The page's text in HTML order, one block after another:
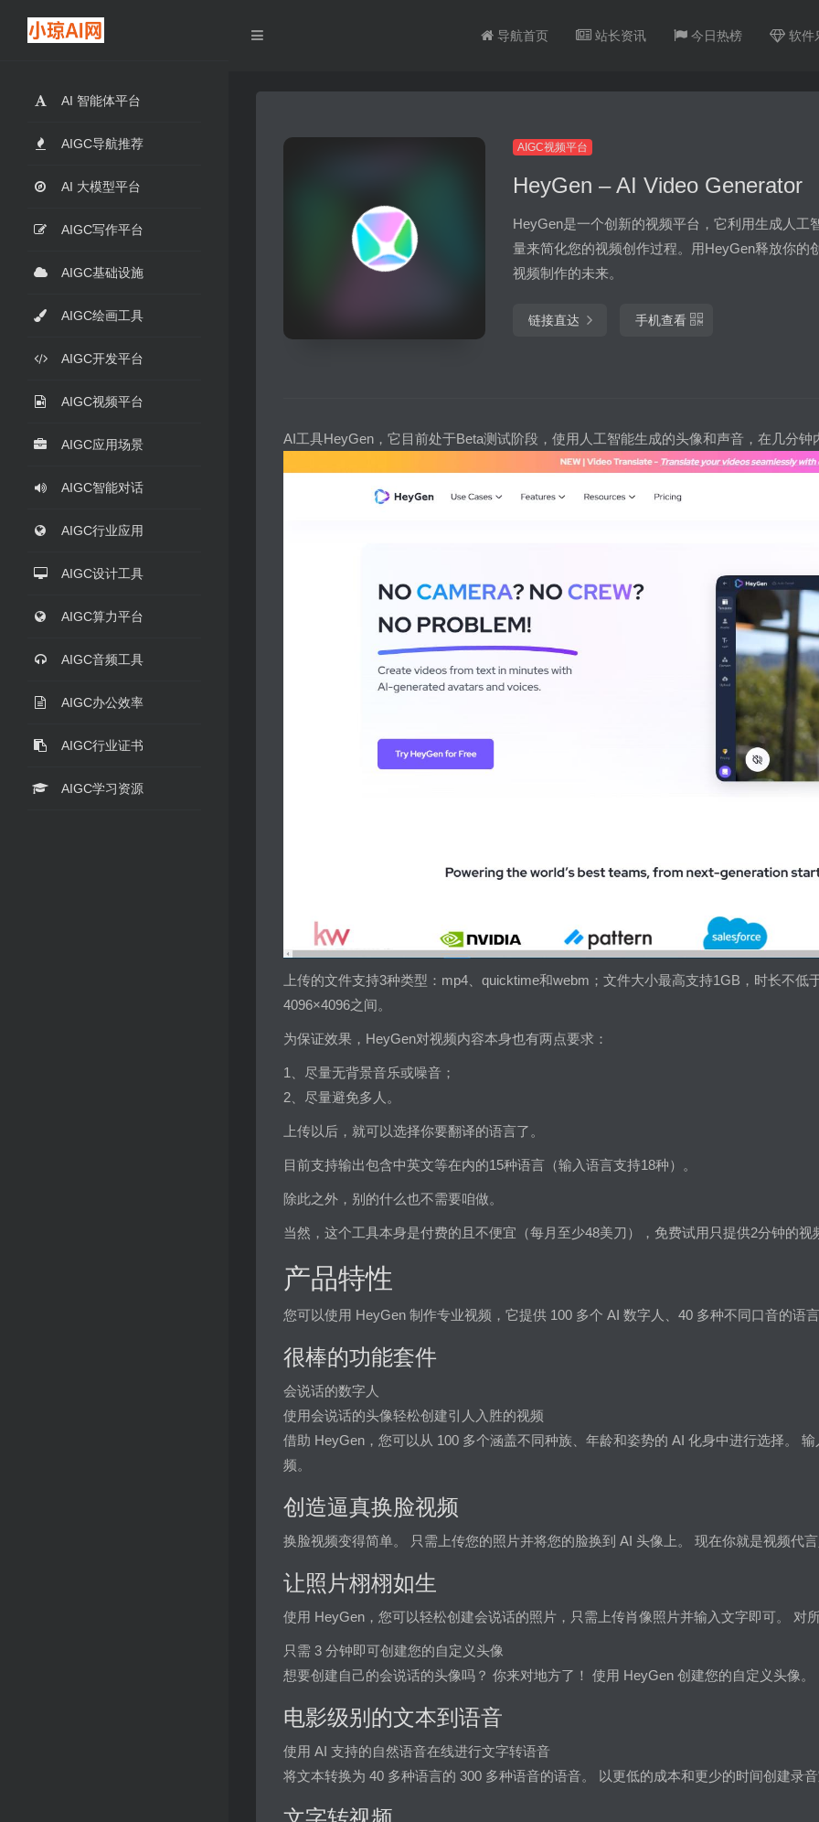
AI 智能体平台
AIGC导航推荐
AI 大模型平台
AIGC写作平台
AIGC基础设施
AIGC绘画工具
AIGC开发平台
AIGC视频平台
AIGC应用场景
AIGC智能对话
AIGC行业应用
AIGC设计工具
AIGC算力平台
AIGC音频工具
AIGC办公效率
AIGC行业证书
AIGC学习资源
导航首页 站长资讯 今日热榜 软件
AIGC视频平台
HeyGen – AI Video Generator
HeyGen是一个创新的视频平台，它利用生成人工
量来简化您的视频创作过程。用HeyGen释放你的
视频制作的未来。
链接直达 手机查看
AI工具HeyGen，它目前处于Beta测试阶段，使用人工智能生成的头像和声音，在几分钟
上传的文件支持3种类型：mp4、quicktime和webm；文件大小最高支持1GB，时长不低
4096×4096之间。
为保证效果，HeyGen对视频内容本身也有两点要求：
1、尽量无背景音乐或噪音；
2、尽量避免多人。
上传以后，就可以选择你要翻译的语言了。
目前支持输出包含中英文等在内的15种语言（输入语言支持18种）。
除此之外，别的什么也不需要咱做。
当然，这个工具本身是付费的且不便宜（每月至少48美刀），免费试用只提供2分钟的视
产品特性
您可以使用 HeyGen 制作专业视频，它提供 100 多个 AI 数字人、40 多种不同口音的语言
很棒的功能套件
会说话的数字人
使用会说话的头像轻松创建引人入胜的视频
借助 HeyGen，您可以从 100 多个涵盖不同种族、年龄和姿势的 AI 化身中进行选择。
频。
创造逼真换脸视频
换脸视频变得简单。 只需上传您的照片并将您的脸换到 AI 头像上。 现在你就是视频代言
让照片栩栩如生
使用 HeyGen，您可以轻松创建会说话的照片，只需上传肖像照片并输入文字即可。 对
只需 3 分钟即可创建您的自定义头像
想要创建自己的会说话的头像吗？ 你来对地方了！ 使用 HeyGen 创建您的自定义头像。
电影级别的文本到语音
使用 AI 支持的自然语音在线进行文字转语音
将文本转换为 40 多种语言的 300 多种语音的语音。 以更低的成本和更少的时间创建录音